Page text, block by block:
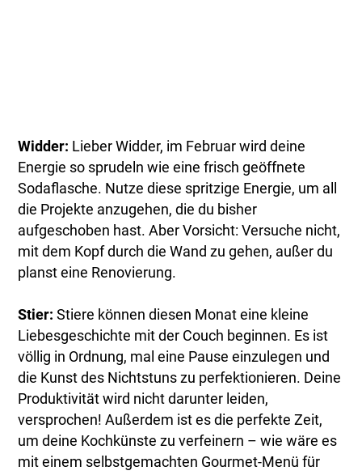
Widder: Lieber Widder, im Februar wird deine
Energie so sprudeln wie eine frisch geöffnete
Sodaflasche. Nutze diese spritzige Energie, um all
die Projekte anzugehen, die du bisher
aufgeschoben hast. Aber Vorsicht: Versuche nicht,
mit dem Kopf durch die Wand zu gehen, außer du
planst eine Renovierung.
Stier: Stiere können diesen Monat eine kleine
Liebesgeschichte mit der Couch beginnen. Es ist
völlig in Ordnung, mal eine Pause einzulegen und
die Kunst des Nichtstuns zu perfektionieren. Deine
Produktivität wird nicht darunter leiden,
versprochen! Außerdem ist es die perfekte Zeit,
um deine Kochkünste zu verfeinern – wie wäre es
mit einem selbstgemachten Gourmet-Menü für